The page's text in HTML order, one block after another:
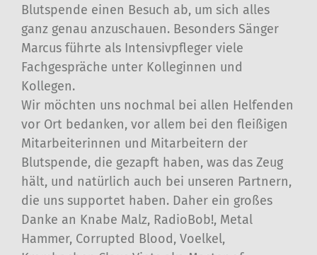
Blutspende einen Besuch ab, um sich alles
ganz genau anzuschauen. Besonders Sänger
Marcus führte als Intensivpfleger viele
Fachgespräche unter Kolleginnen und
Kollegen.
Wir möchten uns nochmal bei allen Helfenden
vor Ort bedanken, vor allem bei den fleißigen
Mitarbeiterinnen und Mitarbeitern der
Blutspende, die gezapft haben, was das Zeug
hält, und natürlich auch bei unseren Partnern,
die uns supportet haben. Daher ein großes
Danke an Knabe Malz, RadioBob!, Metal
Hammer, Corrupted Blood, Voelkel,